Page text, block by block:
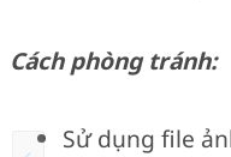
Cách phòng tránh:
Sử dụng file